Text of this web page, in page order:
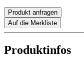
Produkt anfragen
Auf die Merkliste
Produktinfos